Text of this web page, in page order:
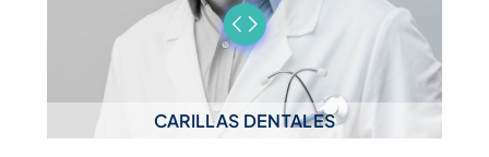
CARILLAS DENTALES